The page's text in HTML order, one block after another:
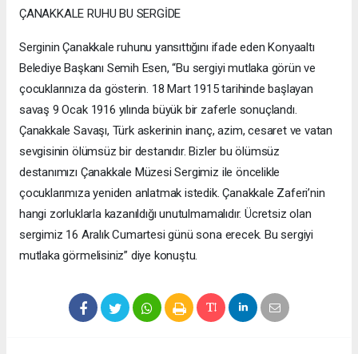
ÇANAKKALE RUHU BU SERGİDE
Serginin Çanakkale ruhunu yansıttığını ifade eden Konyaaltı
Belediye Başkanı Semih Esen, “Bu sergiyi mutlaka görün ve
çocuklarınıza da gösterin. 18 Mart 1915 tarihinde başlayan
savaş 9 Ocak 1916 yılında büyük bir zaferle sonuçlandı.
Çanakkale Savaşı, Türk askerinin inanç, azim, cesaret ve vatan
sevgisinin ölümsüz bir destanıdır. Bizler bu ölümsüz
destanımızı Çanakkale Müzesi Sergimiz ile öncelikle
çocuklarımıza yeniden anlatmak istedik. Çanakkale Zaferi’nin
hangi zorluklarla kazanıldığı unutulmamalıdır. Ücretsiz olan
sergimiz 16 Aralık Cumartesi günü sona erecek. Bu sergiyi
mutlaka görmelisiniz” diye konuştu.